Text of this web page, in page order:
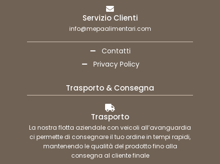
Servizio Clienti
info@mepaalimentari.com
Contatti
Privacy Policy
Trasporto & Consegna
Trasporto
La nostra flotta aziendale con veicoli all’avanguardia
ci permette di consegnare il tuo ordine in tempi rapidi,
mantenendo le qualità del prodotto fino alla
consegna al cliente finale